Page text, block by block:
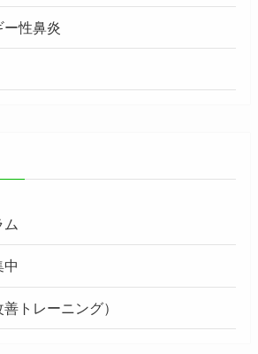
ー性鼻炎
ム
中
トレーニング）